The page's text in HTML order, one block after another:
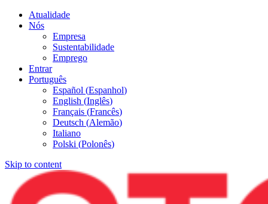
Atualidade
Nós
Empresa
Sustentabilidade
Emprego
Entrar
Português
Español (Espanhol)
English (Inglês)
Français (Francês)
Deutsch (Alemão)
Italiano
Polski (Polonês)
Skip to content